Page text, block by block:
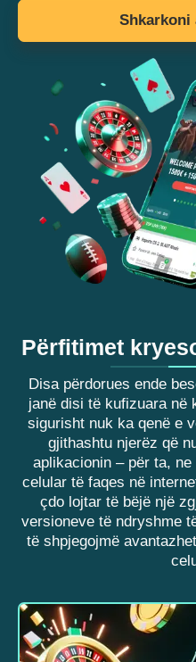
Shkarkoni
Përfitimet
Disa përdorues ende
janë disi të kufizuara në
sigurisht nuk ka qenë e
gjithashtu njerëz që
aplikacionin – për ta,
celular të faqes në
çdo lojtar të bëjë një
versioneve të ndryshme
të shpjegojmë